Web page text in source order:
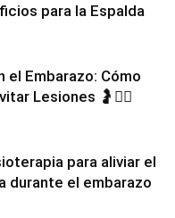
para la Espalda
el Embarazo: Cómo
Lesiones 🤰🧘‍♀️
para aliviar el
durante el embarazo